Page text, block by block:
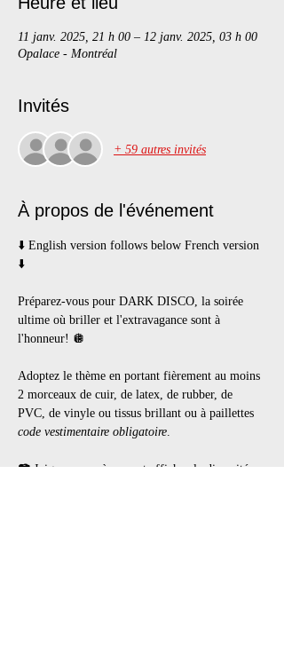
11 janv. 2025, 21 h 00 – 12 janv. 2025, 03 h 00
Opalace - Montréal
Invités
+ 59 autres invités
À propos de l'événement
⬇️ English version follows below French version
⬇️
Préparez-vous pour DARK DISCO, la soirée
ultime où briller et l'extravagance sont à
l'honneur! 🪩
Adoptez le thème en portant fièrement au moins
2 morceaux de cuir, de latex, de rubber, de
PVC, de vinyle ou tissus brillant ou à paillettes
code vestimentaire obligatoire.
📷 Joignez-vous à nous et affichez la diversité